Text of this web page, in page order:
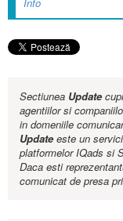
Sectiunea Update
agentiilor si
in domeniile
Updateeste un
platformelor IQads si
Daca esti
comunicat de presa